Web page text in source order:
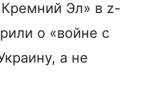
Эл» в z-
о «войне с
а не